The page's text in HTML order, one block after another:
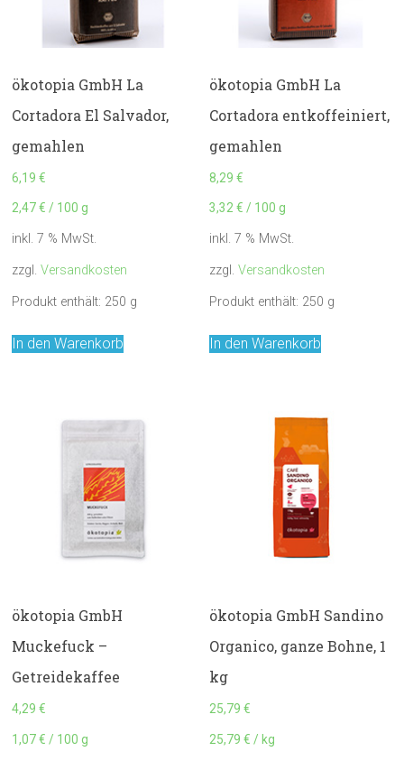
ökotopia GmbH La
Cortadora El Salvador,
gemahlen
6,19€
2,47€ / 100 g
inkl. 7 % MwSt.
zzgl.Versandkosten
Produkt enthält: 250 g
In den Warenkorb
ökotopia GmbH La
Cortadora entkoffeiniert,
gemahlen
8,29€
3,32€ / 100 g
inkl. 7 % MwSt.
zzgl.Versandkosten
Produkt enthält: 250 g
In den Warenkorb
ökotopia GmbH
Muckefuck –
Getreidekaffee
4,29€
1,07€ / 100 g
ökotopia GmbH Sandino
Organico, ganze Bohne, 1
kg
25,79€
25,79€ /kg